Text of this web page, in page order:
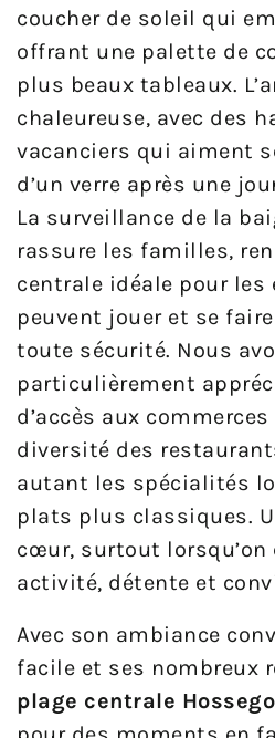
coucher de soleil qui
offrant une palette de
plus beaux tableaux.
chaleureuse, avec des
vacanciers qui aiment
d’un verre après une
La surveillance de la
rassure les familles,
centrale idéale pour les
peuvent jouer et se
toute sécurité. Nous
particulièrement
d’accès aux
diversité des
autant les spécialités
plats plus classiques.
cœur, surtout lorsqu’on
activité, détente et
Avec son ambiance
facile et ses nombreux
plage centrale